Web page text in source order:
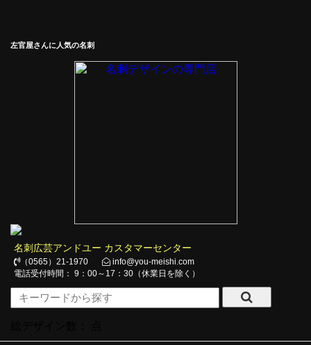
左官屋さんに人気の名刺
名刺広芸アンドユー カスタマーセンター
（0565）21-1970
info@you-meishi.com
電話受付時間： 9：00～17：30（休業日を除く）